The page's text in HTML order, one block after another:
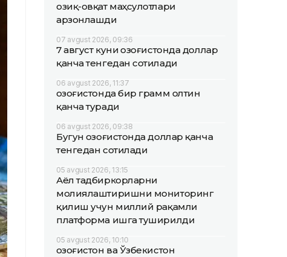
озиқ-овқат маҳсулотлари
арзонлашди
07 avgust 2026, 09:36
7 август куни Қозоғистонда доллар
қанча тенгедан сотилади
06 avgust 2026, 11:37
Қозоғистонда бир грамм олтин
қанча туради
06 avgust 2026, 09:38
Бугун Қозоғистонда доллар қанча
тенгедан сотилади
05 avgust 2026, 13:15
Аёл тадбиркорларни
молиялаштиришни мониторинг
қилиш учун миллий рақамли
платформа ишга туширилди
05 avgust 2026, 10:10
Қозоғистон ва Ўзбекистон